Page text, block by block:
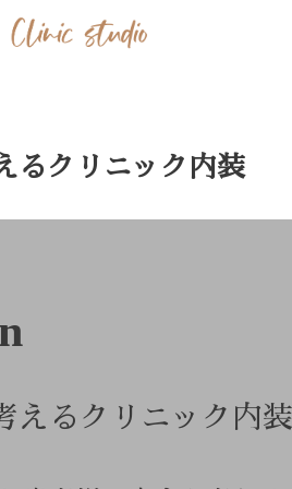
るクリニック内装
えるクリニック内装